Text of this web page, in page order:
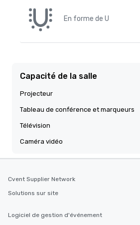
En forme de U
Capacité de la salle
Projecteur
Tableau de conférence et marqueurs
Télévision
Caméra vidéo
Cvent Supplier Network
Solutions sur site
Logiciel de gestion d'événement